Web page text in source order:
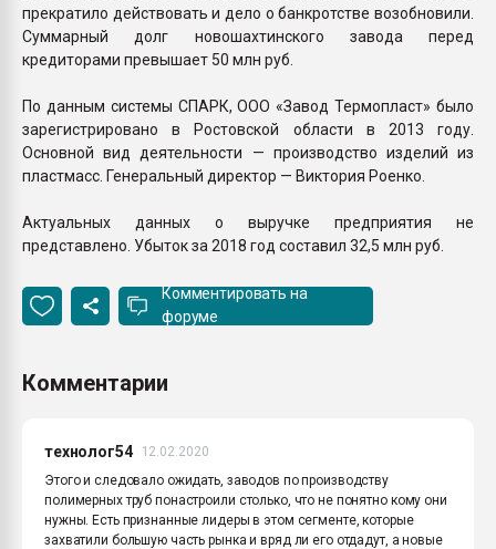
прекратило действовать и дело о банкротстве возобновили.
Суммарный долг новошахтинского завода перед
кредиторами превышает 50 млн руб.
По данным системы СПАРК, ООО «Завод Термопласт» было
зарегистрировано в Ростовской области в 2013 году.
Основной вид деятельности — производство изделий из
пластмасс. Генеральный директор — Виктория Роенко.
Актуальных данных о выручке предприятия не
представлено. Убыток за 2018 год составил 32,5 млн руб.
Комментировать на
форуме
Комментарии
технолог54
12.02.2020
Этого и следовало ожидать, заводов по производству
полимерных труб понастроили столько, что не понятно кому они
нужны. Есть признанные лидеры в этом сегменте, которые
захватили большую часть рынка и вряд ли его отдадут, а новые